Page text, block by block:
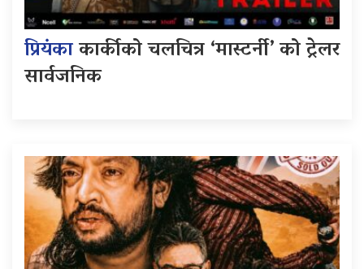
प्रियंकाकार्कीको चलचित्र ‘मास्टर्नी’ को ट्रेलर
सार्वजनिक